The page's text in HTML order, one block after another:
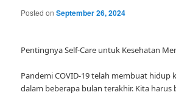
Posted onSeptember 26, 2024
Pentingnya Self-Care untuk Kesehatan
Pandemi COVID-19 telah membuat hidup
dalam beberapa bulan terakhir. Kita harus